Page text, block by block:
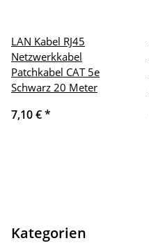
LAN Kabel RJ45
Netzwerkkabel
Patchkabel CAT 5e
Schwarz 20 Meter
7,10 €*
Kategorien